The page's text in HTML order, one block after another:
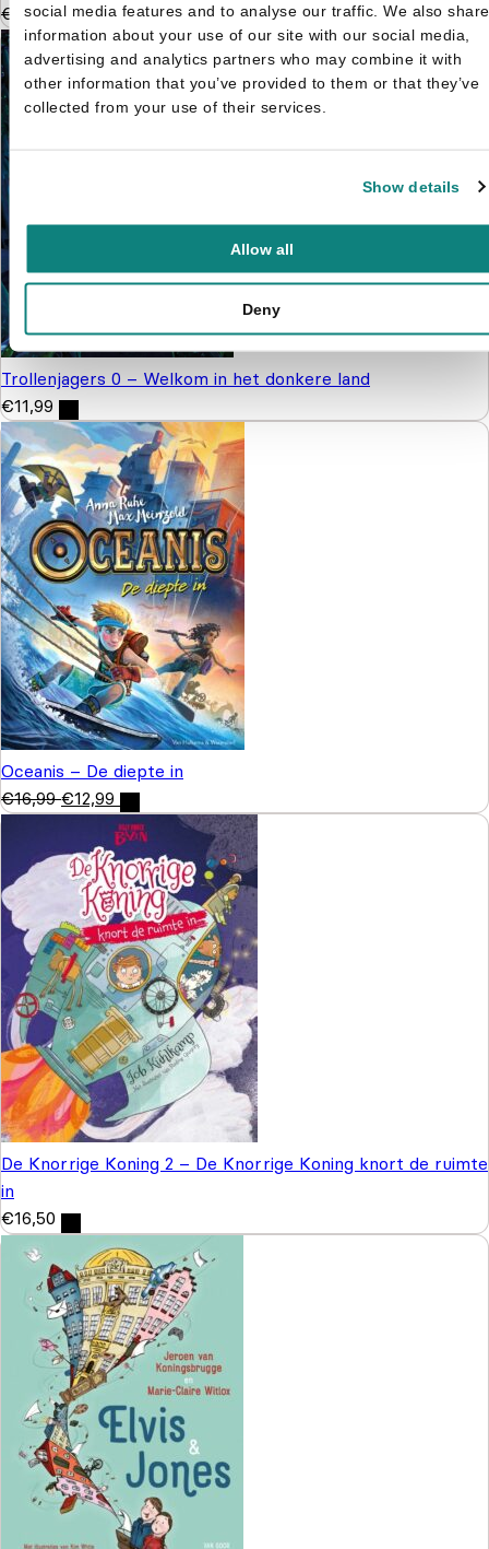
social media features and to analyse our traffic. We also share
information about your use of our site with our social media,
advertising and analytics partners who may combine it with
other information that you’ve provided to them or that they’ve
collected from your use of their services.
Show details
Allow all
Deny
€ 14,99 €9,99
Trollenjagers 0 – Welkom in het donkere land
€11,99
Oceanis – De diepte in
€16,99 €12,99
De Knorrige Koning 2 – De Knorrige Koning knort de ruimte
in
€16,50